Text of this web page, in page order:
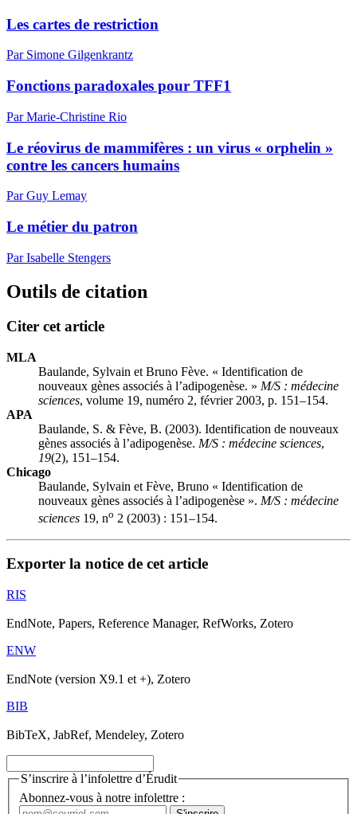
Les cartes de restriction
Par Simone Gilgenkrantz
Fonctions paradoxales pour TFF1
Par Marie-Christine Rio
Le réovirus de mammifères : un virus « orphelin »
contre les cancers humains
Par Guy Lemay
Le métier du patron
Par Isabelle Stengers
Outils de citation
Citer cet article
MLA
Baulande, Sylvain et Bruno Fève. « Identification de
nouveaux gènes associés à l’adipogenèse. » M/S : médecine
sciences, volume 19, numéro 2, février 2003, p. 151–154.
APA
Baulande, S. & Fève, B. (2003). Identification de nouveaux
gènes associés à l’adipogenèse. M/S : médecine sciences,
19(2), 151–154.
Chicago
Baulande, Sylvain et Fève, Bruno « Identification de
nouveaux gènes associés à l’adipogenèse ». M/S : médecine
sciences 19, no 2 (2003) : 151–154.
Exporter la notice de cet article
RIS
EndNote, Papers, Reference Manager, RefWorks, Zotero
ENW
EndNote (version X9.1 et +), Zotero
BIB
BibTeX, JabRef, Mendeley, Zotero
S’inscrire à l’infolettre d’Érudit
Abonnez-vous à notre infolettre :